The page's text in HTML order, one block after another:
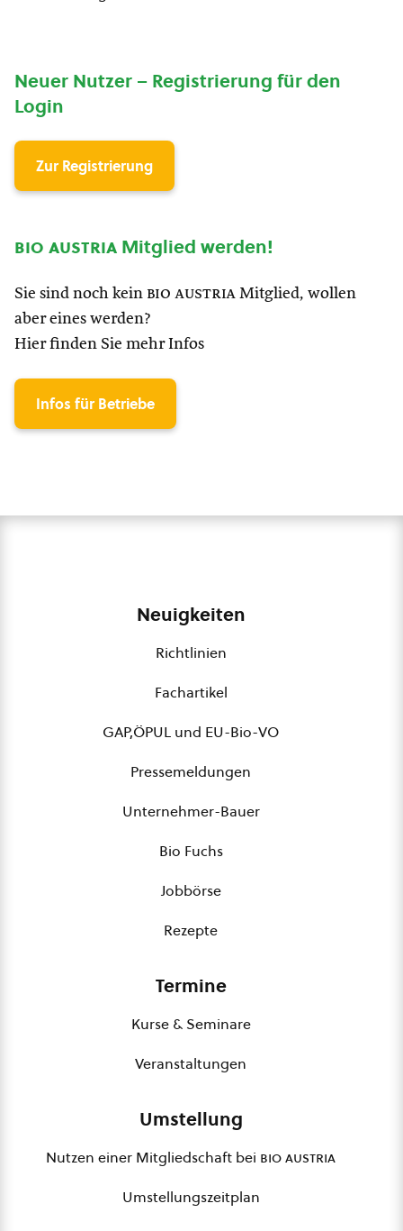
Neuer Nutzer – Registrierung für den
Login
Zur Registrierung
bio austria Mitglied werden!
Sie sind noch kein bio austria Mitglied, wollen
aber eines werden?
Hier finden Sie mehr Infos
Infos für Betriebe
Neuigkeiten
Richtlinien
Fachartikel
GAP,ÖPUL und EU-Bio-VO
Pressemeldungen
Unternehmer-Bauer
Bio Fuchs
Jobbörse
Rezepte
Termine
Kurse & Seminare
Veranstaltungen
Umstellung
Nutzen einer Mitgliedschaft bei bio austria
Umstellungszeitplan